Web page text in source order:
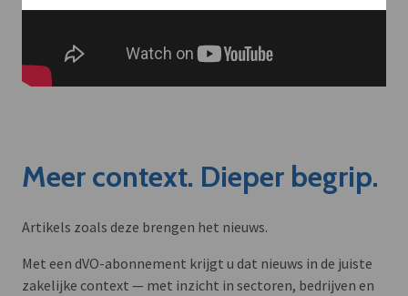
Meer context. Dieper begrip.
Artikels zoals deze brengen het nieuws.
Met een dVO-abonnement krijgt u dat nieuws in de juiste
zakelijke context — met inzicht in sectoren, bedrijven en